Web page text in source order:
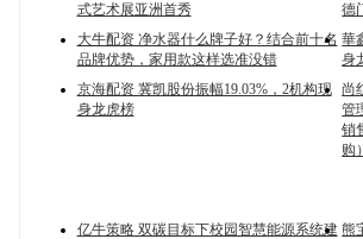
式艺术展亚洲首秀
德
大牛配资 净水器什么牌子好？结合前十名
品牌优势，家用款这样选准没错
華
身
京海配资 冀凯股份振幅19.03%，2机构现
身龙虎榜
尚
管
销
购
亿牛策略 双碳目标下校园智慧能源系统建 熊